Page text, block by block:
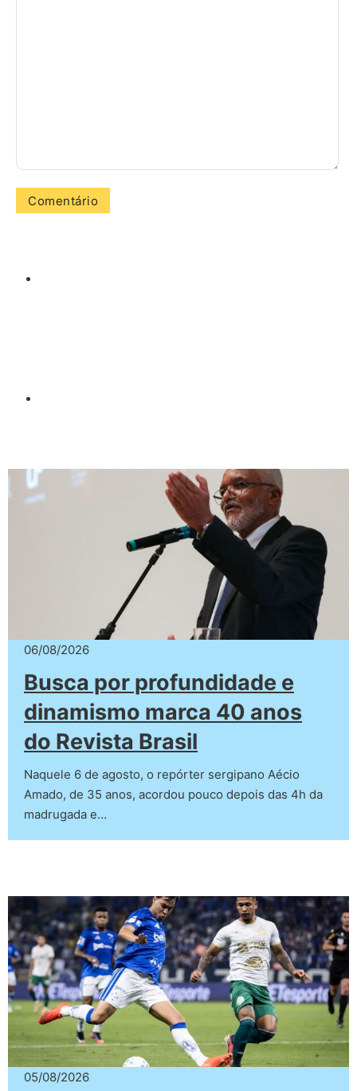
06/08/2026
Busca por profundidade e
dinamismo marca 40 anos
do Revista Brasil
Naquele 6 de agosto, o repórter sergipano Aécio
Amado, de 35 anos, acordou pouco depois das 4h da
madrugada e…
05/08/2026